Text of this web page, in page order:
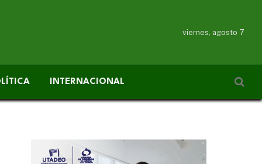
viernes, agosto 7
INTERNACIONAL